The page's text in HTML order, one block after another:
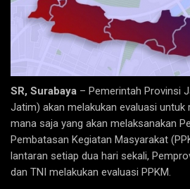
SR, Surabaya – Pemerintah Provinsi
Jatim) akan melakukan evaluasi untuk
mana saja yang akan melaksanakan
Pembatasan Kegiatan Masyarakat
lantaran setiap dua hari sekali,
dan TNI melakukan evaluasi PPKM.